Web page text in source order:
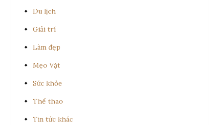
Du lịch
Giải trí
Làm đẹp
Mẹo Vặt
Sức khỏe
Thể thao
Tin tức khác